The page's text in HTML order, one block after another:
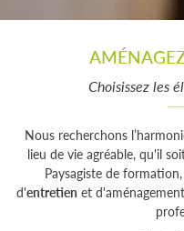
Choisissez les
Nous recherchons
lieu de vie agréable, qu'il
Paysagiste de
d'entretien et